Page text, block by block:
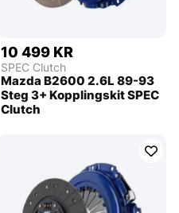
10 499 KR
SPEC Clutch
Mazda B2600 2.6L 89-93
Steg 3+ Kopplingskit SPEC
Clutch